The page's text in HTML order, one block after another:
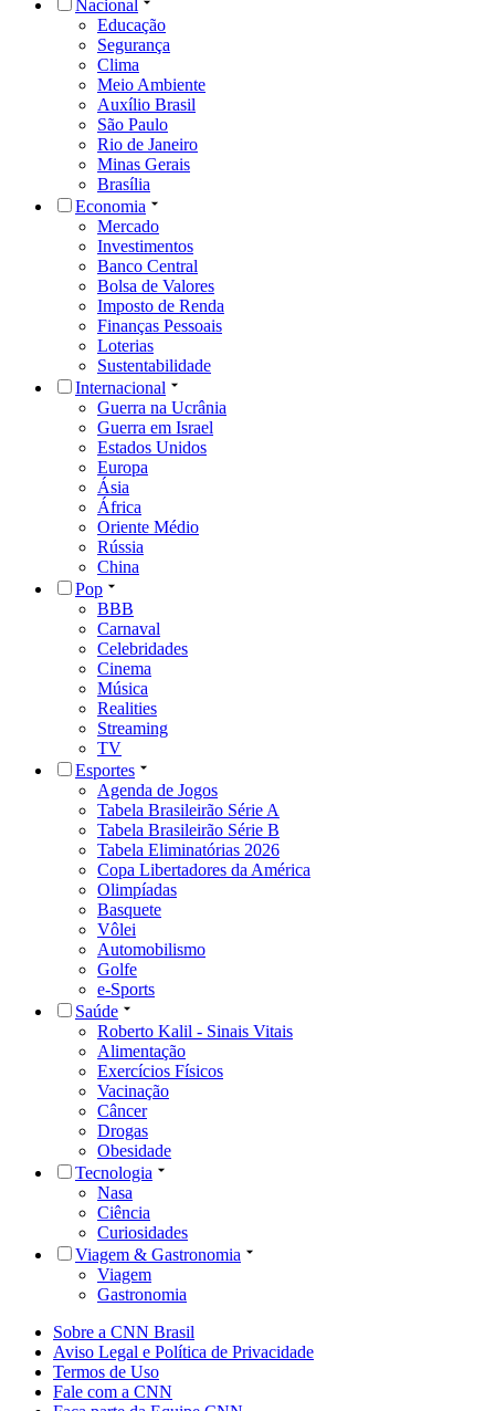
Nacional
Educação
Segurança
Clima
Meio Ambiente
Auxílio Brasil
São Paulo
Rio de Janeiro
Minas Gerais
Brasília
Economia
Mercado
Investimentos
Banco Central
Bolsa de Valores
Imposto de Renda
Finanças Pessoais
Loterias
Sustentabilidade
Internacional
Guerra na Ucrânia
Guerra em Israel
Estados Unidos
Europa
Ásia
África
Oriente Médio
Rússia
China
Pop
BBB
Carnaval
Celebridades
Cinema
Música
Realities
Streaming
TV
Esportes
Agenda de Jogos
Tabela Brasileirão Série A
Tabela Brasileirão Série B
Tabela Eliminatórias 2026
Copa Libertadores da América
Olimpíadas
Basquete
Vôlei
Automobilismo
Golfe
e-Sports
Saúde
Roberto Kalil - Sinais Vitais
Alimentação
Exercícios Físicos
Vacinação
Câncer
Drogas
Obesidade
Tecnologia
Nasa
Ciência
Curiosidades
Viagem & Gastronomia
Viagem
Gastronomia
Sobre a CNN Brasil
Aviso Legal e Política de Privacidade
Termos de Uso
Fale com a CNN